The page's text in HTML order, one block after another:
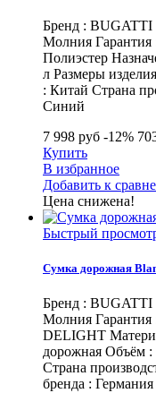
Бренд : BUGATTI
Молния Гарантия
Полиэстер
л Размеры
: Китай Страна
Синий
7 998 руб -12%
Купить
В избранное
Добавить к
Цена снижена!
Быстрый
Сумка дорожная
Бренд : BUGATTI
Молния Гарантия
DELIGHT
дорожная Объём :
Страна
бренда :